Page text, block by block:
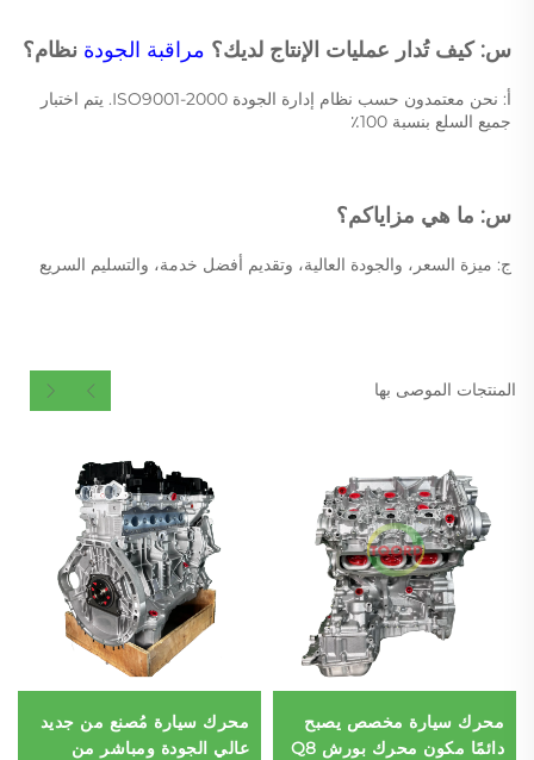
س: كيف تُدار عمليات الإنتاج لديك؟ مراقبة الجودة نظام؟
جميع السلع بنسبة 100٪
س: ما هي مزاياكم؟
ج: ميزة السعر، والجودة العالية، وتقديم أفضل خدمة، والتسليم السريع
المنتجات الموصى بها
محرك سيارة مخصص يصبح
دائمًا مكون محرك بورش Q8
محرك سيارة مُصنع من جديد
عالي الجودة ومباشر من